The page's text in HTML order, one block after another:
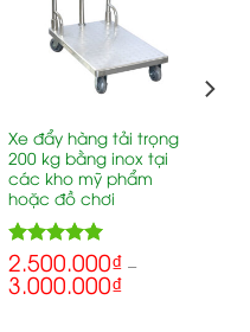
Xe đẩy hàng tải trọng
200 kg bằng inox tại
các kho mỹ phẩm
hoặc đồ chơi
Rated5.00
out of 5
2.500.000₫ –
3.000.000₫